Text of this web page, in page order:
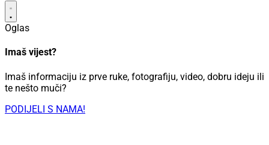
Oglas
Imaš vijest?
Imaš informaciju iz prve ruke, fotografiju, video, dobru ideju ili
te nešto muči?
PODIJELI S NAMA!